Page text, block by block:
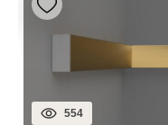
554